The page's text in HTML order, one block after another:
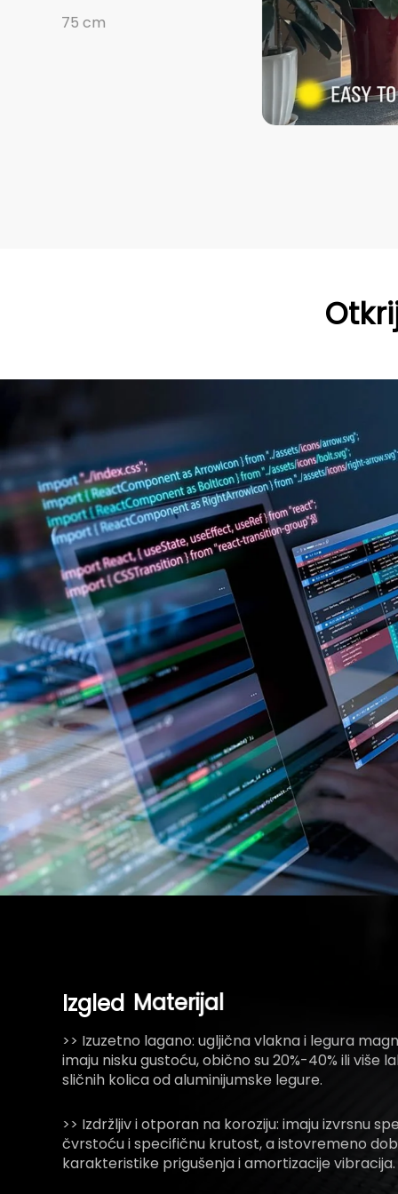
Izgled Materijal
>> Izuzetno lagano: ugljična vlakna i legura
imaju nisku gustoću, obično su 20%-40% ili više
sličnih kolica od aluminijumske legure.
>> Izdržljiv i otporan na koroziju: imaju izvrsnu
čvrstoću i specifičnu krutost, a istovremeno
karakteristike prigušenja i amortizacije vibracija.